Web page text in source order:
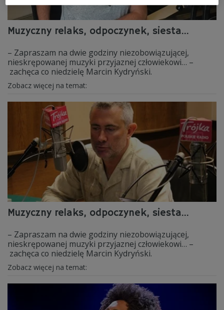
Muzyczny relaks, odpoczynek, siesta...
– Zapraszam na dwie godziny niezobowiązującej,
nieskrępowanej muzyki przyjaznej człowiekowi… –
zachęca co niedzielę Marcin Kydryński.
Zobacz więcej na temat:
Muzyczny relaks, odpoczynek, siesta...
– Zapraszam na dwie godziny niezobowiązującej,
nieskrępowanej muzyki przyjaznej człowiekowi… –
zachęca co niedzielę Marcin Kydryński.
Zobacz więcej na temat: